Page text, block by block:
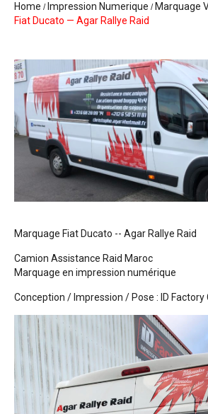
Home Impression Numerique Marquage
Fiat Ducato — Agar Rallye Raid
Marquage Fiat Ducato -- Agar Rallye Raid
Camion Assistance Raid Maroc
Marquage en impression numérique
Conception / Impression / Pose : ID Factory